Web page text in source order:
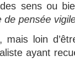
sens ou
de pensée
mais loin
ayant